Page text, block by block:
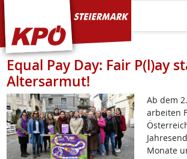
KPÖ Steiermark
Equal Pay Day: Fair P(l)ay
Altersarmut!
Ab dem
arbeiten
Monate